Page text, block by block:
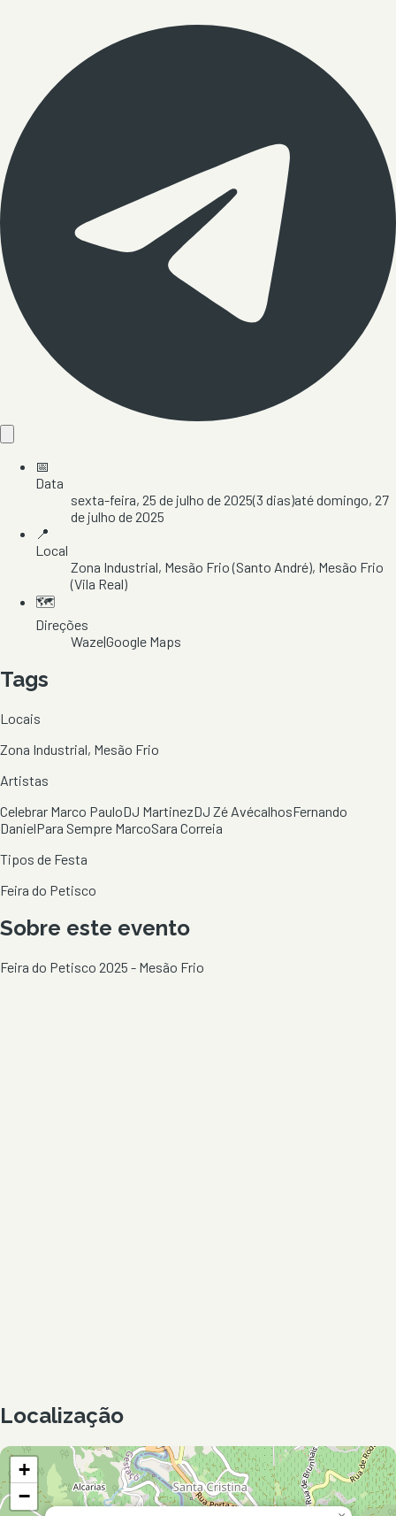
📅
Data
sexta-feira, 25 de julho de 2025(3 dias)atédomingo, 27
de julho de 2025
📍
Local
Zona Industrial, Mesão Frio (Santo André), Mesão Frio
(Vila Real)
🗺️
Direções
Waze|Google Maps
Tags
Locais
Zona Industrial, Mesão Frio
Artistas
Celebrar Marco PauloDJ MartinezDJ Zé AvécalhosFernando
DanielPara Sempre MarcoSara Correia
Tipos de Festa
Feira do Petisco
Sobre este evento
Feira do Petisco 2025 - Mesão Frio
Localização
+
−